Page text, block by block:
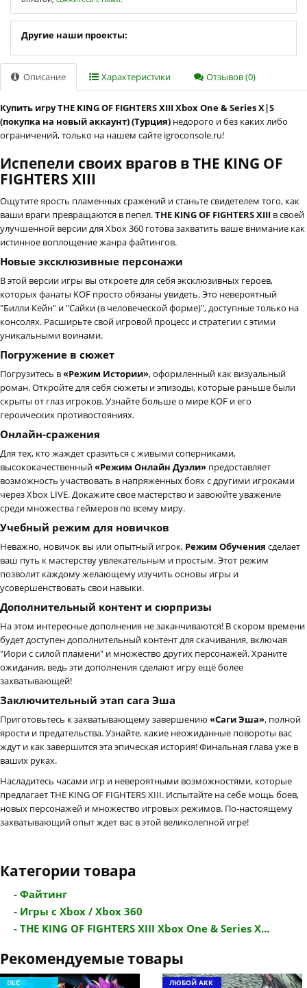
Другие наши проекты:
Описание Характеристики Отзывов (0)
Купить игру THE KING OF FIGHTERS XIII Xbox One & Series X|S
(покупка на новый аккаунт) (Турция) недорого и без каких либо
ограничений, только на нашем сайте igroconsole.ru!
Испепели своих врагов в THE KING OF
FIGHTERS XIII
Ощутите ярость пламенных сражений и станьте свидетелем того, как
ваши враги превращаются в пепел.THE KING OF FIGHTERS XIII в своей
улучшенной версии для Xbox 360 готова захватить ваше внимание как
истинное воплощение жанра файтингов.
Новые эксклюзивные персонажи
В этой версии игры вы откроете для себя эксклюзивных героев,
которых фанаты KOF просто обязаны увидеть. Это невероятный
"Билли Кейн" и "Сайки (в человеческой форме)", доступные только на
консолях. Расширьте свой игровой процесс и стратегии с этими
уникальными воинами.
Погружение в сюжет
Погрузитесь в«Режим Истории», оформленный как визуальный
роман. Откройте для себя сюжеты и эпизоды, которые раньше были
скрыты от глаз игроков. Узнайте больше о мире KOF и его
героических противостояниях.
Онлайн-сражения
Для тех, кто жаждет сразиться с живыми соперниками,
высококачественный«Режим Онлайн Дуэли» предоставляет
возможность участвовать в напряженных боях с другими игроками
через Xbox LIVE. Докажите свое мастерство и завоюйте уважение
среди множества геймеров по всему миру.
Учебный режим для новичков
Неважно, новичок вы или опытный игрок, Режим Обучения сделает
ваш путь к мастерству увлекательным и простым. Этот режим
позволит каждому желающему изучить основы игры и
усовершенствовать свои навыки.
Дополнительный контент и сюрпризы
На этом интересные дополнения не заканчиваются! В скором времени
будет доступен дополнительный контент для скачивания, включая
"Иори с силой пламени" и множество других персонажей. Храните
ожидания, ведь эти дополнения сделают игру ещё более
захватывающей!
Заключительный этап сага Эша
Приготовьтесь к захватывающему завершению «Саги Эша», полной
ярости и предательства. Узнайте, какие неожиданные повороты вас
ждут и как завершится эта эпическая история! Финальная глава уже в
ваших руках.
Насладитесь часами игр и невероятными возможностями, которые
предлагает THE KING OF FIGHTERS XIII. Испытайте на себе мощь боев,
новых персонажей и множество игровых режимов. По-настоящему
захватывающий опыт ждет вас в этой великолепной игре!
Категории товара
- Файтинг
- Игры с Xbox / Xbox 360
- THE KING OF FIGHTERS XIII Xbox One & Series X...
Рекомендуемые товары
DLC
ЛЮБОЙ АКК